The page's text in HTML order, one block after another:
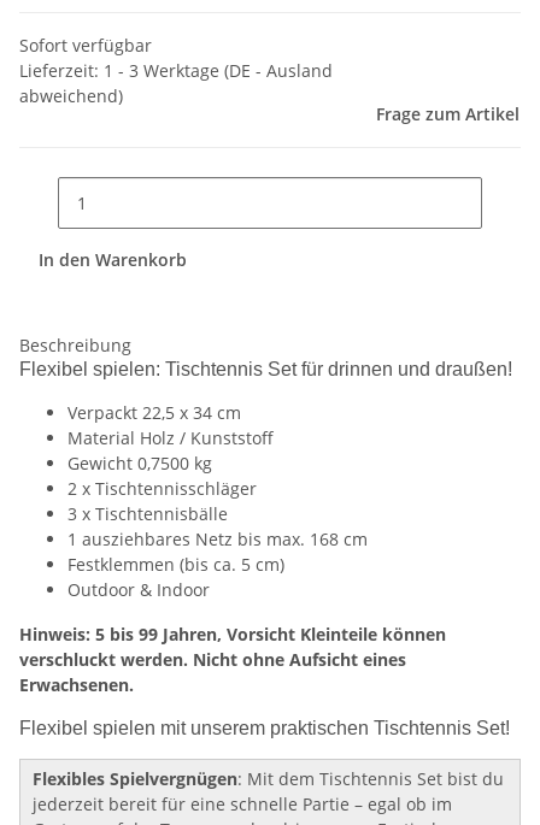
Sofort verfügbar
Lieferzeit: 1 - 3 Werktage (DE - Ausland
abweichend)
Frage zum Artikel
In den Warenkorb
Beschreibung
Flexibel spielen: Tischtennis Set für drinnen und draußen!
Verpackt 22,5 x 34 cm
Material Holz / Kunststoff
Gewicht 0,7500 kg
2 x Tischtennisschläger
3 x Tischtennisbälle
1 ausziehbares Netz bis max. 168 cm
Festklemmen (bis ca. 5 cm)
Outdoor & Indoor
Hinweis: 5 bis 99 Jahren, Vorsicht Kleinteile können
verschluckt werden. Nicht ohne Aufsicht eines
Erwachsenen.
Flexibel spielen mit unserem praktischen Tischtennis Set!
Flexibles Spielvergnügen: Mit dem Tischtennis Set bist du
jederzeit bereit für eine schnelle Partie – egal ob im